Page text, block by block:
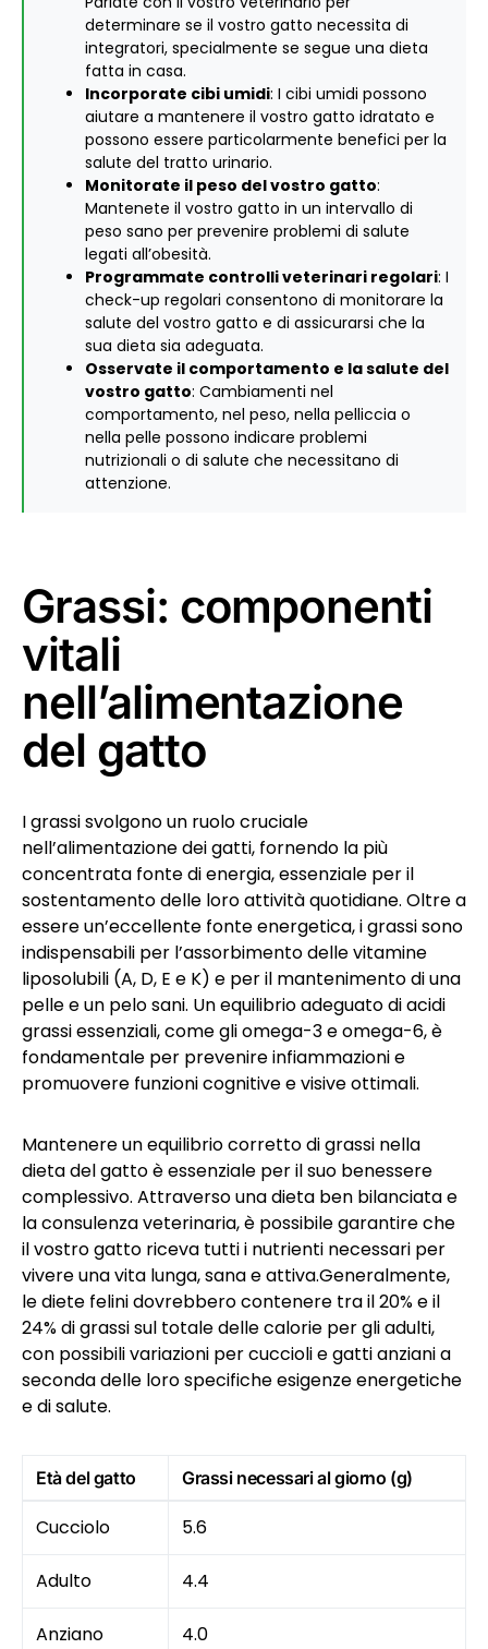
determinare se il vostro gatto necessita di
integratori, specialmente se segue una dieta
fatta in casa.
Incorporate cibi umidi: I cibi umidi possono
aiutare a mantenere il vostro gatto idratato e
possono essere particolarmente benefici per la
salute del tratto urinario.
Monitorate il peso del vostro gatto:
Mantenete il vostro gatto in un intervallo di
peso sano per prevenire problemi di salute
legati all’obesità.
Programmate controlli veterinari regolari: I
check-up regolari consentono di monitorare la
salute del vostro gatto e di assicurarsi che la
sua dieta sia adeguata.
Osservate il comportamento e la salute del
vostro gatto: Cambiamenti nel
comportamento, nel peso, nella pelliccia o
nella pelle possono indicare problemi
nutrizionali o di salute che necessitano di
attenzione.
Grassi: componenti
vitali
nell’alimentazione
del gatto
I grassi svolgono un ruolo cruciale
nell’alimentazione dei gatti, fornendo la più
concentrata fonte di energia, essenziale per il
sostentamento delle loro attività quotidiane. Oltre a
essere un’eccellente fonte energetica, i grassi sono
indispensabili per l’assorbimento delle vitamine
liposolubili (A, D, E e K) e per il mantenimento di una
pelle e un pelo sani. Un equilibrio adeguato di acidi
grassi essenziali, come gli omega-3 e omega-6, è
fondamentale per prevenire infiammazioni e
promuovere funzioni cognitive e visive ottimali.
Mantenere un equilibrio corretto di grassi nella
dieta del gatto è essenziale per il suo benessere
complessivo. Attraverso una dieta ben bilanciata e
la consulenza veterinaria, è possibile garantire che
il vostro gatto riceva tutti i nutrienti necessari per
vivere una vita lunga, sana e attiva.Generalmente,
le diete felini dovrebbero contenere tra il 20% e il
24% di grassi sul totale delle calorie per gli adulti,
con possibili variazioni per cuccioli e gatti anziani a
seconda delle loro specifiche esigenze energetiche
e di salute.
Età del gatto Grassi necessari al giorno (g)
Cucciolo 5.6
Adulto 4.4
Anziano 4.0